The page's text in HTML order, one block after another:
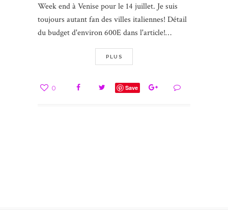
Week end à Venise pour le 14 juillet. Je suis
toujours autant fan des villes italiennes! Détail
du budget d'environ 600E dans l'article!…
PLUS
0 Save